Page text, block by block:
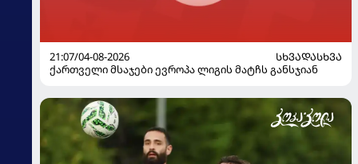
21:07/04-08-2026
ᲡᲮᲕᲐᲓᲐᲡᲮᲕᲐ
ქართველი მსაჯები ევროპა ლიგის მატჩს განსჯიან